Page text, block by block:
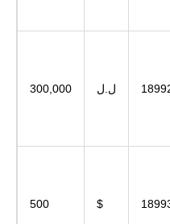
300,000 ل.ل
500 $